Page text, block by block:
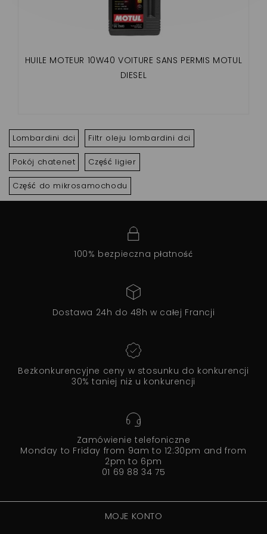
HUILE MOTEUR 10W40 VOITURE SANS PERMIS MOTUL
DIESEL
Lombardini dci Filtr oleju lombardini dci
Pokój chatenet Część ligier
Część do mikrosamochodu
100% bezpieczna płatność
Dostawa 24h do 48h w całej Francji
Bezkonkurencyjne ceny w stosunku do konkurencji
30% taniej niż u konkurencji
Zamówienie telefoniczne
Monday to Friday from 9am to 12:30pm and from
2pm to 6pm
01 69 88 34 75
MOJE KONTO